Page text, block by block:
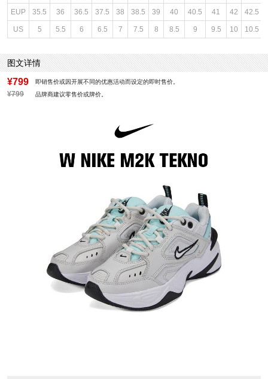
EUP 35.5 36 36.5 37.5 38 38.5 39 40 40.5 41 42 42.5
US 5 5.5 6 6.5 7 7.5 8 8.5 9 9.5 10 10.5
图文详情
¥799 即销售价或因开展不同的优惠活动而设定的即时售价。
¥799 品牌商建议零售价或牌价。